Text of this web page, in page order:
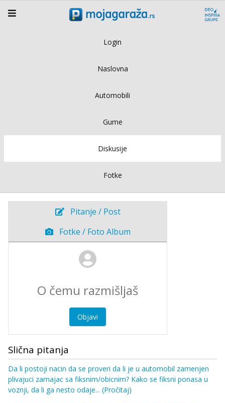
Login
Naslovna
Automobili
Gume
Diskusije
Fotke
Pitanje / Post
Fotke / Foto Album
Objavi
Slična pitanja
Da li postoji nacin da se proveri da li je u automobil zamenjen
plivajuci zamajac sa fiksnim/obicnim? Kako se fiksni ponasa u
voznji, da li ga nesto odaje... (Pročitaj)